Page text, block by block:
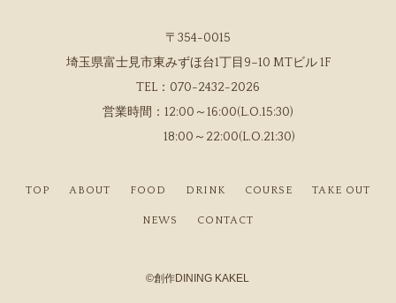
〒354-0015
埼玉県富士見市東みずほ台1丁目9−10 MTビル 1F
TEL： 070-2432-2026
営業時間： 12:00～16:00(L.O.15:30)
18:00～22:00(L.O.21:30)
TOP ABOUT FOOD DRINK COURSE TAKE OUT
NEWS CONTACT
©創作DINING KAKEL